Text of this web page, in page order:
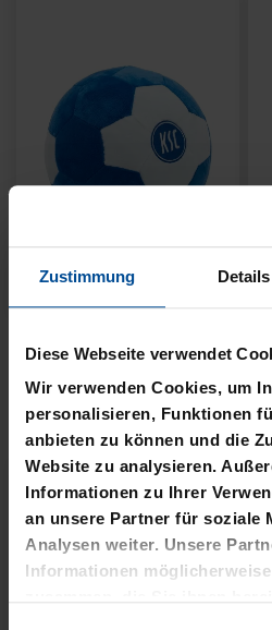
Zustimmung Details
Diese Webseite verwendet
Wir verwenden Cookies, um
personalisieren, Funktionen
anbieten zu können und die
Website zu analysieren.
Informationen zu Ihrer
an unsere Partner für soziale
Analysen weiter. Unsere
Informationen
PLÜSCHBALL LOGO
GROSS
14,95 €